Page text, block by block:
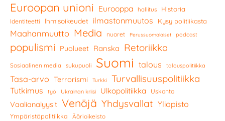
Euroopan unioni Eurooppa hallitus Historia
Identiteetti Ihmisoikeudet ilmastonmuutos Kysy politiikasta
Maahanmuutto Media nuoret Perussuomalaiset podcast
populismi Puolueet Ranska Retoriikka
Sosiaalinen media sukupuoli Suomi talous talouspolitiikka
Tasa-arvo Terrorismi Turkki Turvallisuuspolitiikka
Tutkimus työ Ukrainan kriisi Ulkopolitiikka Uskonto
Vaalianalyysit Venäjä Yhdysvallat Yliopisto
Ympäristöpolitiikka Äärioikeisto